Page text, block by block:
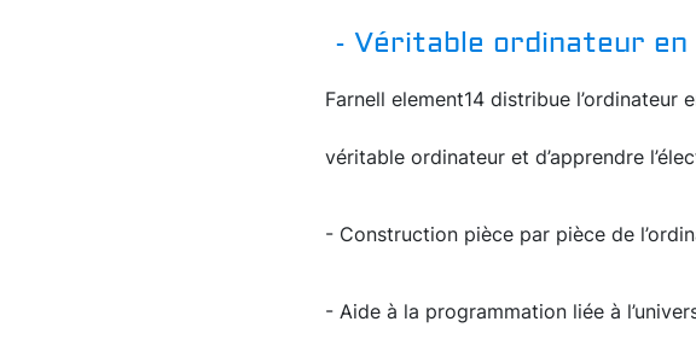
- Véritable ordinateur
Farnell element14 distribue
véritable ordinateur et d’apprendre
- Construction pièce par pièce de
- Aide à la programmation liée à